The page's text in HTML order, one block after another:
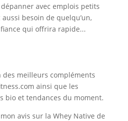
avec emplois petits
besoin de quelqu’un,
qui offrira rapide...
des meilleurs compléments
ainsi que les
bio et tendances du moment.
mon avis sur la Whey Native de